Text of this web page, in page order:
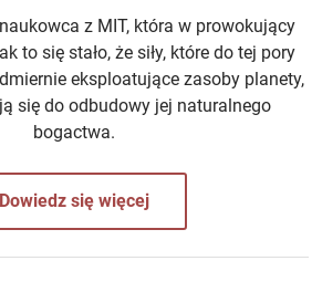
z MIT, która w prowokujący
to się stało, że siły, które do tej pory
eksploatujące zasoby planety,
się do odbudowy jej naturalnego
bogactwa.
Dowiedz się więcej